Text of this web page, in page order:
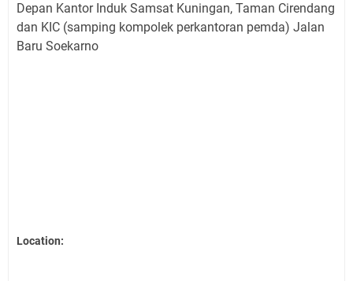
Depan Kantor Induk Samsat Kuningan, Taman Cirendang
dan KIC (samping kompolek perkantoran pemda) Jalan
Baru Soekarno
Location: